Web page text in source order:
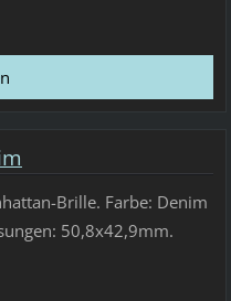
Brille. Farbe: Denim
50,8x42,9mm.